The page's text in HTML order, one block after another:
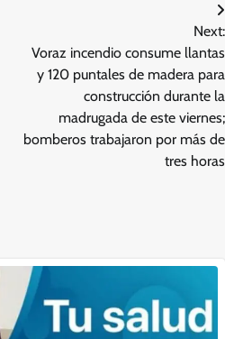
Next:
Voraz incendio consume llantas
y 120 puntales de madera para
construcción durante la
madrugada de este viernes;
bomberos trabajaron por más de
tres horas